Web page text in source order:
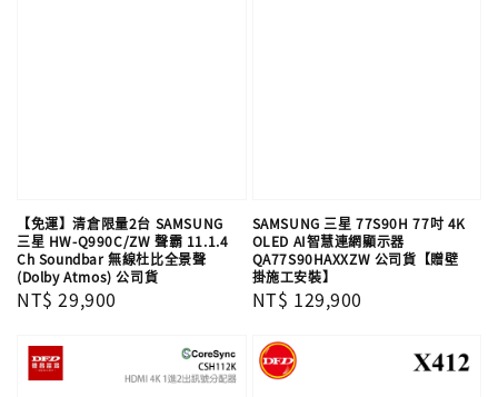
【免運】清倉限量2台 SAMSUNG
三星 HW-Q990C/ZW 聲霸 11.1.4
Ch Soundbar 無線杜比全景聲
(Dolby Atmos) 公司貨
Regular
NT$ 29,900
SAMSUNG 三星 77S90H 77吋 4K
OLED AI智慧連網顯示器
QA77S90HAXXZW 公司貨【贈壁
掛施工安裝】
Regular
NT$ 129,900